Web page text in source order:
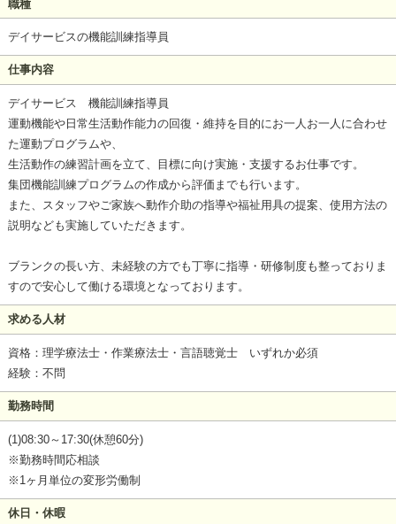
職種
デイサービスの機能訓練指導員
仕事内容
デイサービス 機能訓練指導員
運動機能や日常生活動作能力の回復・維持を目的にお一人お一人に合わせ
た運動プログラムや、
生活動作の練習計画を立て、目標に向け実施・支援するお仕事です。
集団機能訓練プログラムの作成から評価までも行います。
また、スタッフやご家族へ動作介助の指導や福祉用具の提案、使用方法の
説明なども実施していただきます。
ブランクの長い方、未経験の方でも丁寧に指導・研修制度も整っておりま
すので安心して働ける環境となっております。
求める人材
資格：理学療法士・作業療法士・言語聴覚士 いずれか必須
経験：不問
勤務時間
(1)08:30～17:30(休憩60分)
※勤務時間応相談
※1ヶ月単位の変形労働制
休日・休暇